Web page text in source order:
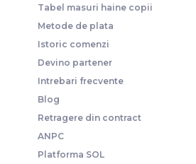
Tabel masuri haine copii
Metode de plata
Istoric comenzi
Devino partener
Intrebari frecvente
Blog
Retragere din contract
ANPC
Platforma SOL